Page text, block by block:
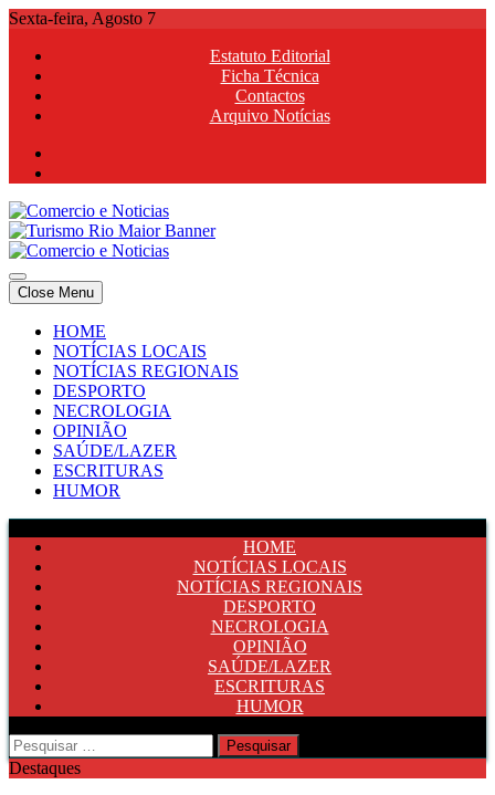
Skip
content
Sexta-feira, Agosto 7
Estatuto Editorial
Ficha Técnica
Contactos
Arquivo Notícias
Comercio e Noticias
Notícias e Publicidade Online
Comercio e Noticias
Notícias e Publicidade Online
Close Menu
HOME
NOTÍCIAS LOCAIS
NOTÍCIAS REGIONAIS
DESPORTO
NECROLOGIA
OPINIÃO
SAÚDE/LAZER
ESCRITURAS
HUMOR
HOME
NOTÍCIAS LOCAIS
NOTÍCIAS REGIONAIS
DESPORTO
NECROLOGIA
OPINIÃO
SAÚDE/LAZER
ESCRITURAS
HUMOR
Pesquisar
por:
Destaques